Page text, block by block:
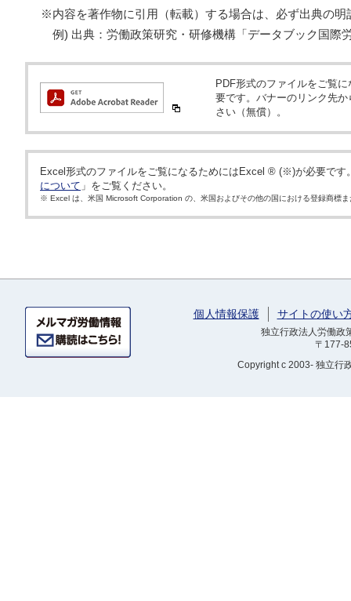
※内容を著作物に引用（転載）する場合は、必ず出典の明
例) 出典：労働政策研究・研修機構「データブック国際
PDF形式のファイルをご覧
要です。バナーのリンク先
さい（無償）。
Excel形式のファイルをご覧になるためにはExcel ® (※)が必要です
について 」をご覧ください。
※ Excel は、米国 Microsoft Corporation の、米国およびその他の国における登録商標ま
個人情報保護 サイトの使い
独立行政法人労働
〒177-
Copyrightc 2003- 独立行